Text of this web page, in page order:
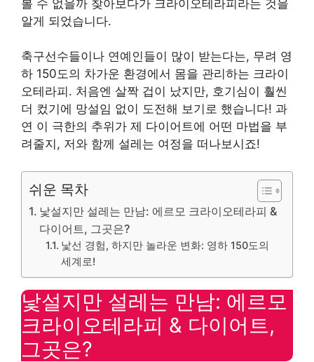
볼 수 없을까 찾아보다가 크라이오테라피라는 것을
알게 되었습니다.
축구선수들이나 연예인들이 많이 받는다는, 무려 영
하 150도의 차가운 환경에서 몸을 관리하는 크라이
오테라피. 처음엔 살짝 겁이 났지만, 호기심이 훨씬
더 컸기에 망설임 없이 도전해 보기로 했습니다! 과
연 이 극한의 추위가 제 다이어트에 어떤 마법을 부
려줄지, 저와 함께 설레는 여정을 떠나보시죠!
쉬운 목차
낯설지만 설레는 만남: 에르모 크라이오테라피 &
다이어트, 그곳은?
낯선 경험, 하지만 놀라운 변화: 영하 150도의
세계로!
낯설지만 설레는 만남: 에르모
크라이오테라피 & 다이어트,
그곳은?